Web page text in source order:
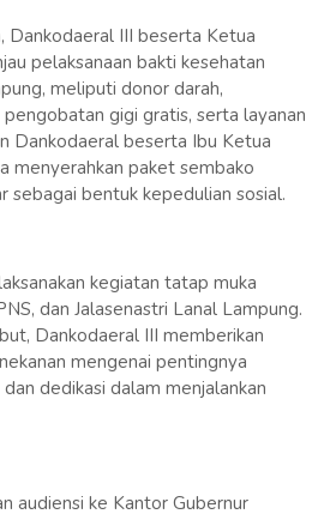
Dankodaeral III beserta Ketua
pelaksanaan bakti kesehatan
meliputi donor darah,
gigi gratis, serta layanan
Dankodaeral beserta Ibu Ketua
menyerahkan paket sembako
sebagai bentuk kepedulian sosial.
kegiatan tatap muka
dan Jalasenastri Lanal Lampung.
Dankodaeral III memberikan
mengenai pentingnya
dedikasi dalam menjalankan
audiensi ke Kantor Gubernur